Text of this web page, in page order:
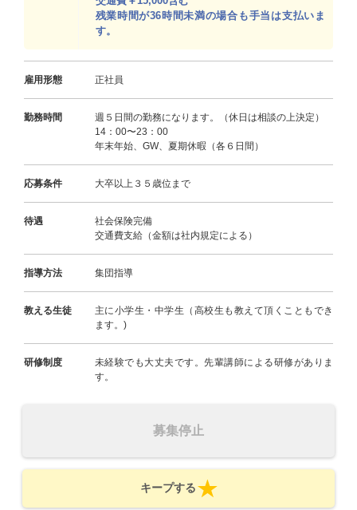
残業時間が36時間未満の場合も手当は支払いま
す。
雇用形態 正社員
勤務時間
週５日間の勤務になります。（休日は相談の上決定）
14：00〜23：00
年末年始、GW、夏期休暇（各６日間）
応募条件 大卒以上３５歳位まで
待遇
社会保険完備
交通費支給（金額は社内規定による）
指導方法 集団指導
教える生徒
主に小学生・中学生（高校生も教えて頂くこともでき
ます。)
研修制度
未経験でも大丈夫です。先輩講師による研修がありま
す。
募集停止
キープする